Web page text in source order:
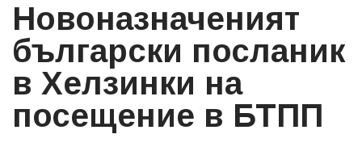
Новоназначеният
български посланик
в Хелзинки на
посещение в БТПП